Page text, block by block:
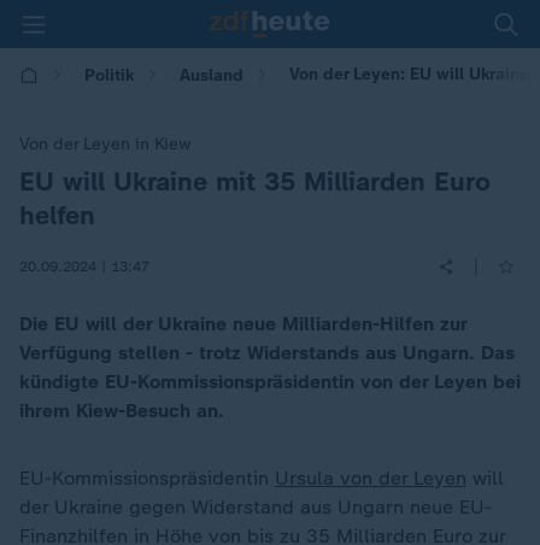
Politik Ausland Von der Leyen: EU will
Von der Leyen in Kiew
:EU will Ukraine mit 35 Milliarden Euro
helfen
20.09.2024 | 13:47
Die EU will der Ukraine neue Milliarden-Hilfen zur
Verfügung stellen - trotz Widerstands aus Ungarn. Das
kündigte EU-Kommissionspräsidentin von der Leyen bei
ihrem Kiew-Besuch an.
EU-Kommissionspräsidentin Ursula von der Leyen will
der Ukraine gegen Widerstand aus Ungarn neue EU-
Finanzhilfen in Höhe von bis zu 35 Milliarden Euro zur